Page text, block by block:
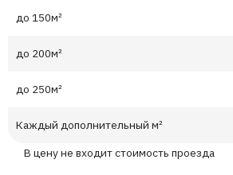
до 150м²
до 200м²
до 250м²
Каждый дополнительный м²
В цену не входит стоимость проезда